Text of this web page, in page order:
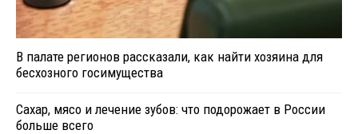
В палате регионов рассказали, как найти хозяина для
бесхозного госимущества
Сахар, мясо и лечение зубов: что подорожает в России
больше всего